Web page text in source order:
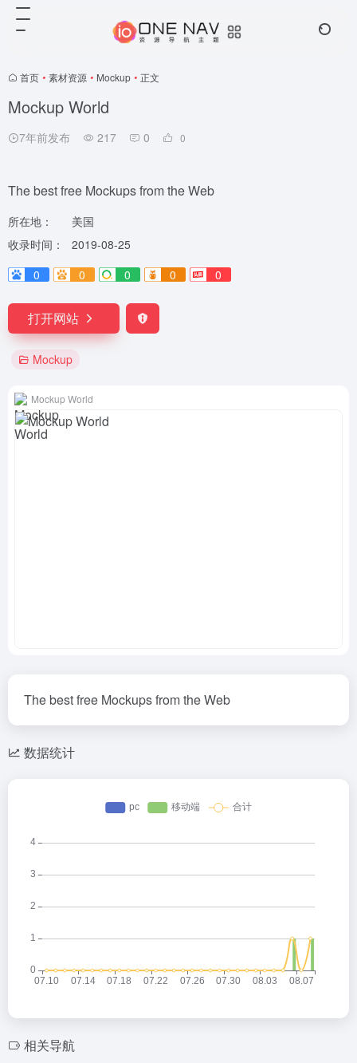
首页 • 素材资源 • Mockup • 正文
Mockup World
7年前发布 217 0 0
The best free Mockups from the Web
所在地：
美国
收录时间：
2019-08-25
0
0 0 0 0
打开网站
Mockup
Mockup World
The best free Mockups from the Web
数据统计
相关导航